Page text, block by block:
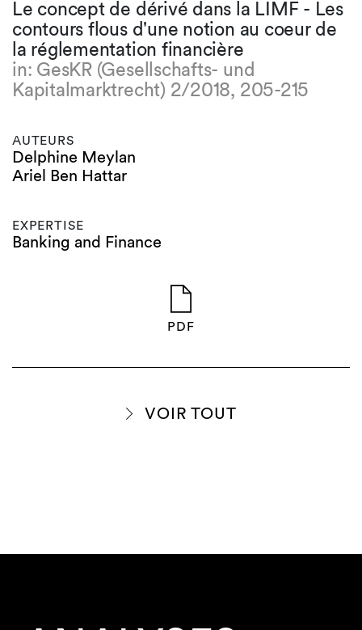
Le concept de dérivé dans la LIMF - Les
contours flous d'une notion au coeur de
la réglementation financière
in: GesKR (Gesellschafts- und
Kapitalmarktrecht) 2/2018, 205-215
AUTEURS
Delphine Meylan
Ariel Ben Hattar
EXPERTISE
Banking and Finance
PDF
VOIR TOUT